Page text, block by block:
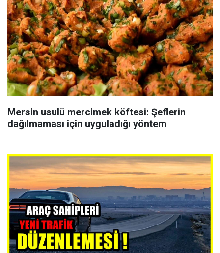
Mersin usulü mercimek köftesi: Şeflerin
dağılmaması için uyguladığı yöntem